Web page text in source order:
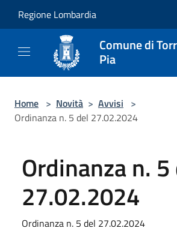
Regione Lombardia
Comune di
Pia
Home > Novità > Avvisi >
Ordinanza n. 5 del 27.02.2024
Ordinanza n. 5
27.02.2024
Ordinanza n. 5 del 27.02.2024